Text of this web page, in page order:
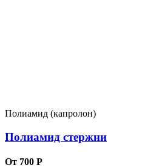
Полиамид (капролон)
Полиамид стержни
От 700 Р